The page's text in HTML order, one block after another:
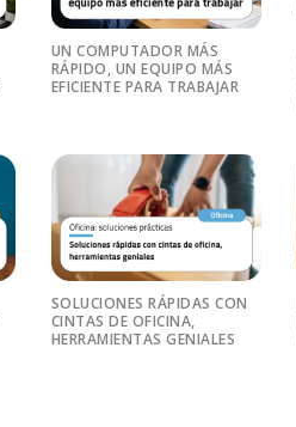
UN COMPUTADOR MÁS
RÁPIDO, UN EQUIPO MÁS
EFICIENTE PARA TRABAJAR
SOLUCIONES RÁPIDAS CON
CINTAS DE OFICINA,
HERRAMIENTAS GENIALES